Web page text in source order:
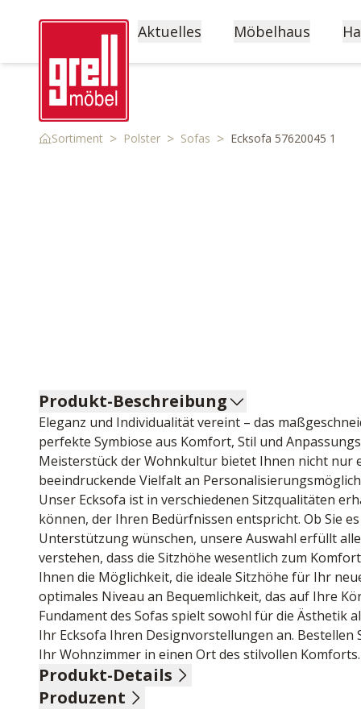
Aktuelles Möbelhaus
Sortiment > Polster > Sofas > Ecksofa 57620045 1
Produkt-Beschreibung
Eleganz und Individualität vereint – das
perfekte Symbiose aus Komfort, Stil und
Meisterstück der Wohnkultur bietet Ihnen nicht nur
beeindruckende Vielfalt an
Unser Ecksofa ist in verschiedenen Sitzqualitäten
können, der Ihren Bedürfnissen entspricht. Ob Sie
Unterstützung wünschen, unsere Auswahl erfüllt
verstehen, dass die Sitzhöhe wesentlich zum
Ihnen die Möglichkeit, die ideale Sitzhöhe für Ihr
optimales Niveau an Bequemlichkeit, das auf Ihre
Fundament des Sofas spielt sowohl für die Ästhetik
Ihr Ecksofa Ihren Designvorstellungen an. Bestellen
Ihr Wohnzimmer in einen Ort des stilvollen Komforts.
Produkt-Details
Jaquard-Flachgewebe, 90% Polyester, 10% Polyamid,
Produzent